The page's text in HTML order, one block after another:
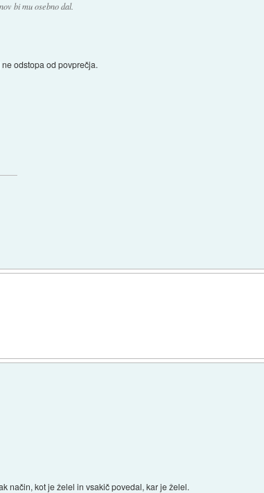
bi mu osebno dal.
odstopa od povprečja.
način, kot je želel in vsakič povedal, kar je želel.